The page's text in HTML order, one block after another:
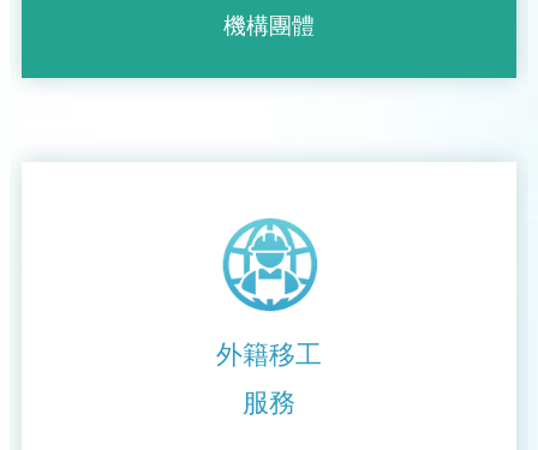
機構團體
外籍移工
服務